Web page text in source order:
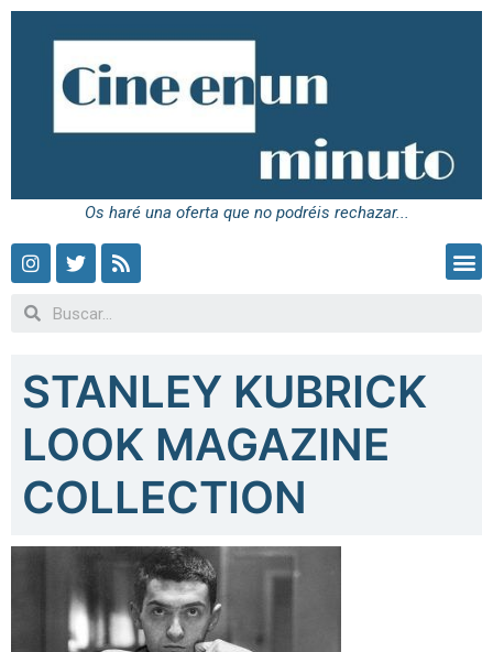
Os haré una oferta que no podréis rechazar...
STANLEY KUBRICK
LOOK MAGAZINE
COLLECTION